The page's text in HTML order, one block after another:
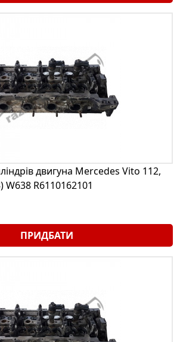
двигуна Mercedes Vito 112,
W638 R6110162101
ПРИДБАТИ